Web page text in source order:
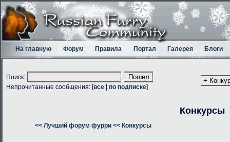
На главную Форум Правила Портал Галерея Блоги
Поиск:
Непрочитанные сообщения: [все по подписке]
Конкурсы
<< Лучший форум фурри << Конкурсы